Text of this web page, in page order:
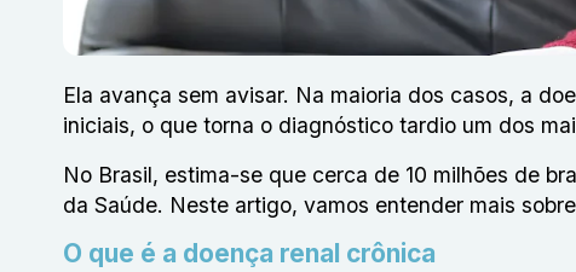
Ela avança sem avisar. Na maioria dos casos, a
iniciais, o que torna o diagnóstico tardio um dos
No Brasil, estima-se que cerca de 10 milhões de
da Saúde. Neste artigo, vamos entender mais
O que é a doença renal crônica